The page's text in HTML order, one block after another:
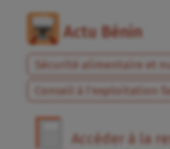
Actu Bénin
Sécurité alimentaire et
Conseil à l’exploitation
Accéder à la